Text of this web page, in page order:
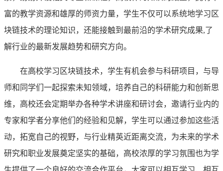
富的教学资源和雄厚的师资力量，学生不仅可以系统地学习区
块链技术的理论知识，还能接触到最前沿的学术研究成果,了
解行业的最新发展趋势和研究方向。
在高校学习区块链技术，学生有机会参与科研项目，与导
师和同学们一起探索未知领域，培养自己的科研能力和创新思
维，高校还会定期举办各种学术讲座和研讨会，邀请行业内的
专家和学者分享他们的经验和见解，学生可以通过参加这些活
动，拓宽自己的视野，与行业精英近距离交流，为未来的学术
研究和职业发展奠定坚实的基础，高校浓厚的学习氛围也为学